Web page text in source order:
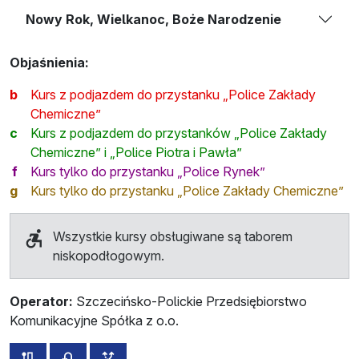
Nowy Rok, Wielkanoc, Boże Narodzenie
Objaśnienia:
b
Kurs z podjazdem do przystanku „Police Zakłady
Chemiczne”
c
Kurs z podjazdem do przystanków „Police Zakłady
Chemiczne” i „Police Piotra i Pawła”
f
Kurs tylko do przystanku „Police Rynek”
g
Kurs tylko do przystanku „Police Zakłady Chemiczne”
Wszystkie kursy obsługiwane są taborem
niskopodłogowym.
Operator: Szczecińsko-Polickie Przedsiębiorstwo
Komunikacyjne Spółka z o.o.